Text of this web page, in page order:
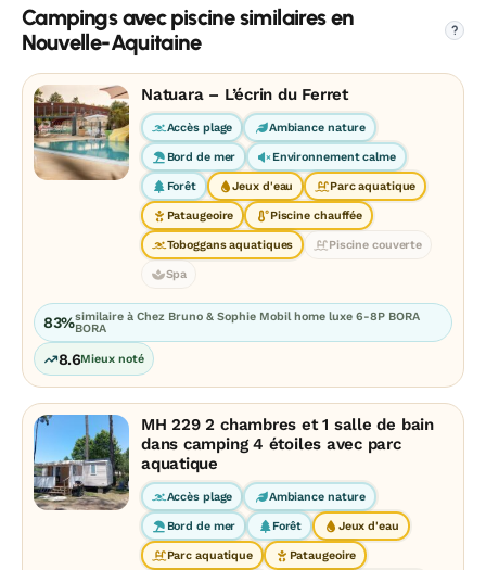
Campings avec piscine similaires en
Nouvelle-Aquitaine
?
Natuara – L’écrin du Ferret
Accès plage Ambiance nature
Bord de mer Environnement calme
Forêt Jeux d'eau Parc aquatique
Pataugeoire Piscine chauffée
Toboggans aquatiques Piscine couverte
Spa
83%similaire à Chez Bruno & Sophie Mobil home luxe 6-8P BORA
BORA
8.6Mieux noté
MH 229 2 chambres et 1 salle de bain
dans camping 4 étoiles avec parc
aquatique
Accès plage Ambiance nature
Bord de mer Forêt Jeux d'eau
Parc aquatique Pataugeoire